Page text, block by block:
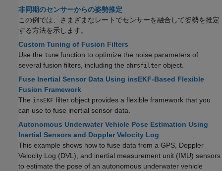
非同期のセンサーからの姿勢推定
この例では、さまざまなレートでセンサーを融合して姿勢を推定
する方法を示します。
Custom Tuning of Fusion Filters
Use the tune function to optimize the noise parameters of
several fusion filters, including the ahrsfilter object.
Fuse Inertial Sensor Data Using insEKF-Based Flexible
Fusion Framework
The insEKF filter object provides a flexible framework that you
can use to fuse inertial sensor data.
Autonomous Underwater Vehicle Pose Estimation Using
Inertial Sensors and Doppler Velocity Log
This example shows how to fuse data from a GPS, Doppler
Velocity Log (DVL), and inertial measurement unit (IMU) sensors
to estimate the pose of an autonomous underwater vehicle